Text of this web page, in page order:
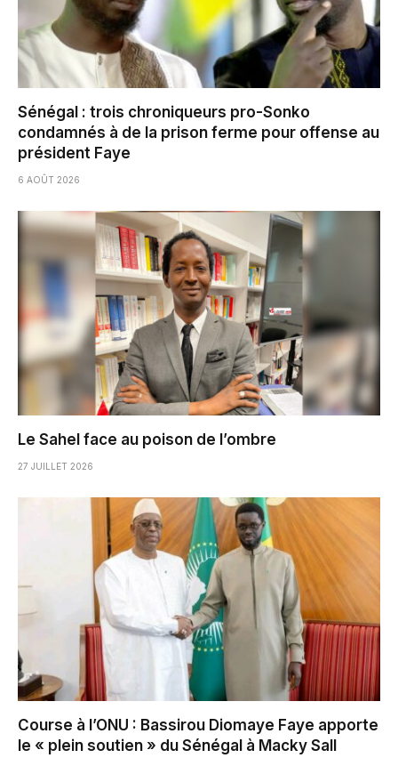
Sénégal : trois chroniqueurs pro-Sonko
condamnés à de la prison ferme pour offense au
président Faye
6 AOÛT 2026
Le Sahel face au poison de l’ombre
27 JUILLET 2026
Course à l’ONU : Bassirou Diomaye Faye apporte
le « plein soutien » du Sénégal à Macky Sall